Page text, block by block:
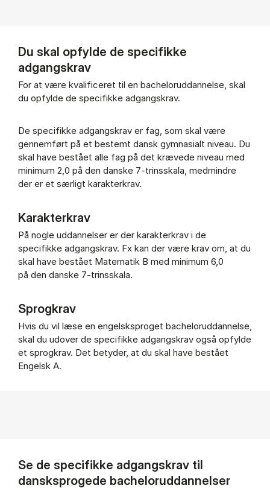
Du skal opfylde de specifikke
adgangskrav
For at være kvalificeret til en bacheloruddannelse, skal
du opfylde de specifikke adgangskrav.
De specifikke adgangskrav er fag, som skal være
gennemført på et bestemt dansk gymnasialt niveau. Du
skal have bestået alle fag på det krævede niveau med
minimum 2,0 på den danske 7-trinsskala, medmindre
der er et særligt karakterkrav.
Karakterkrav
På nogle uddannelser er der karakterkrav i de
specifikke adgangskrav. Fx kan der være krav om, at du
skal have bestået Matematik B med minimum 6,0
på den danske 7-trinsskala.
Sprogkrav
Hvis du vil læse en engelsksproget bacheloruddannelse,
skal du udover de specifikke adgangskrav også opfylde
et sprogkrav. Det betyder, at du skal have bestået
Engelsk A.
Se de specifikke adgangskrav til
dansksprogede bacheloruddannelser